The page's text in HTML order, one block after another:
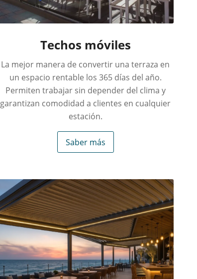
Techos móviles
La mejor manera de convertir una terraza en
un espacio rentable los 365 días del año.
Permiten trabajar sin depender del clima y
garantizan comodidad a clientes en cualquier
estación.
Saber más